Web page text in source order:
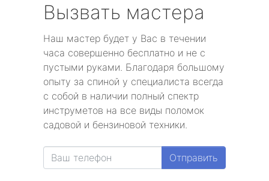
Вызвать мастера
Наш мастер будет у Вас в течении
часа совершенно бесплатно и не с
пустыми руками. Благодаря большому
опыту за спиной у специалиста всегда
с собой в наличии полный спектр
инструметов на все виды поломок
садовой и бензиновой техники.
Отправить